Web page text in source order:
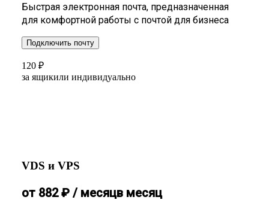
Быстрая электронная почта, предназначенная
для комфортной работы с почтой для бизнеса
Подключить почту
120 ₽
за ящикили индивидуально
VDS и VPS
от 882₽ / месяцв месяц